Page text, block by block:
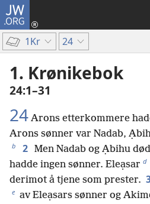
JW.ORG
1Kr 24
1. Krønikebok
24:1–31
24 Arons etterkommere
Arons sønner var Nadab,
b 2 Men Nadab og Ạbihu
hadde ingen sønner. Eleạsar d
derimot å tjene som prester.
e av Eleạsars sønner og